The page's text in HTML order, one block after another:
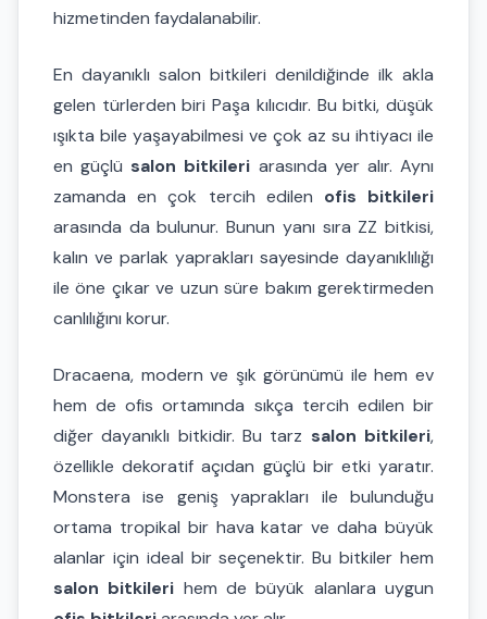
hizmetinden faydalanabilir.
En dayanıklı salon bitkileri denildiğinde ilk akla
gelen türlerden biri Paşa kılıcıdır. Bu bitki, düşük
ışıkta bile yaşayabilmesi ve çok az su ihtiyacı ile
en güçlü salon bitkileri arasında yer alır. Aynı
zamanda en çok tercih edilen ofis bitkileri
arasında da bulunur. Bunun yanı sıra ZZ bitkisi,
kalın ve parlak yaprakları sayesinde dayanıklılığı
ile öne çıkar ve uzun süre bakım gerektirmeden
canlılığını korur.
Dracaena, modern ve şık görünümü ile hem ev
hem de ofis ortamında sıkça tercih edilen bir
diğer dayanıklı bitkidir. Bu tarz salon bitkileri,
özellikle dekoratif açıdan güçlü bir etki yaratır.
Monstera ise geniş yaprakları ile bulunduğu
ortama tropikal bir hava katar ve daha büyük
alanlar için ideal bir seçenektir. Bu bitkiler hem
salon bitkileri hem de büyük alanlara uygun